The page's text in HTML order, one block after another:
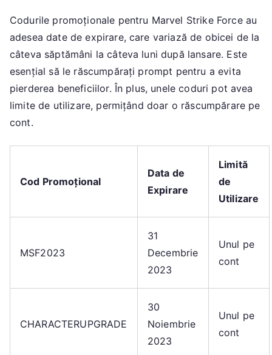
Codurile promoționale pentru Marvel Strike Force au
adesea date de expirare, care variază de obicei de la
câteva săptămâni la câteva luni după lansare. Este
esențial să le răscumpărați prompt pentru a evita
pierderea beneficiilor. În plus, unele coduri pot avea
limite de utilizare, permițând doar o răscumpărare pe
cont.
Cod Promoțional
Data de
Expirare
Limită
de
Utilizare
MSF2023
31
Decembrie
2023
Unul pe
cont
CHARACTERUPGRADE
30
Noiembrie
2023
Unul pe
cont